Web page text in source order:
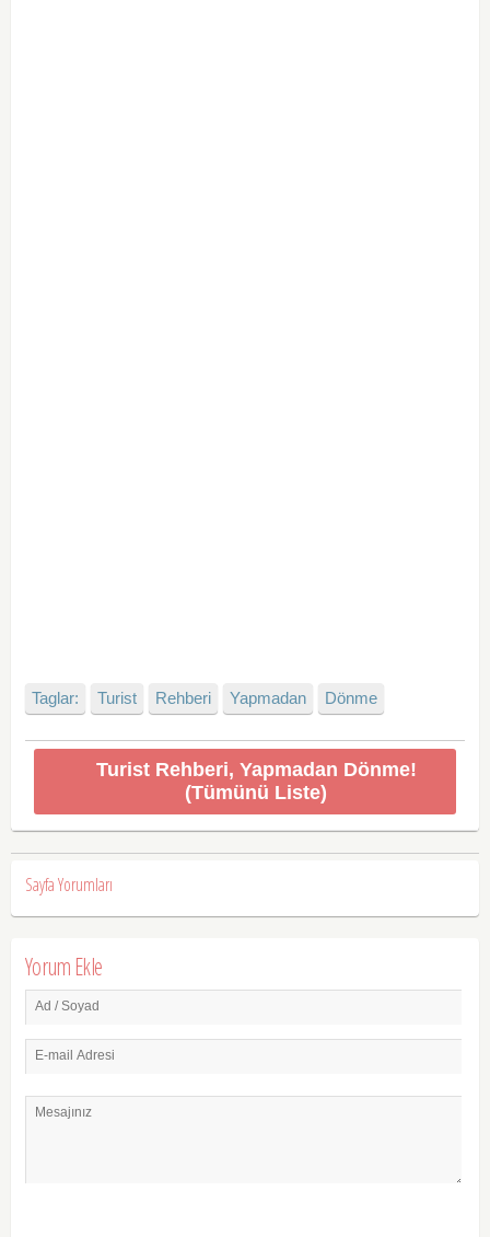
Taglar: Turist Rehberi Yapmadan Dönme
Turist Rehberi, Yapmadan Dönme!
(Tümünü Liste)
Sayfa Yorumları
Yorum Ekle
Ad / Soyad
E-mail Adresi
Mesajınız